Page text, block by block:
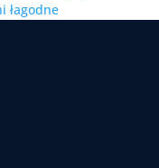
łagodne